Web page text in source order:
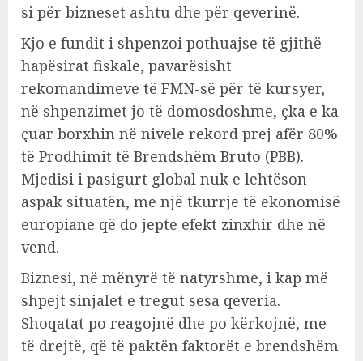
si për bizneset ashtu dhe për qeverinë.
Kjo e fundit i shpenzoi pothuajse të gjithë
hapësirat fiskale, pavarësisht
rekomandimeve të FMN-së për të kursyer,
në shpenzimet jo të domosdoshme, çka e ka
çuar borxhin në nivele rekord prej afër 80%
të Prodhimit të Brendshëm Bruto (PBB).
Mjedisi i pasigurt global nuk e lehtëson
aspak situatën, me një tkurrje të ekonomisë
europiane që do jepte efekt zinxhir dhe në
vend.
Biznesi, në mënyrë të natyrshme, i kap më
shpejt sinjalet e tregut sesa qeveria.
Shoqatat po reagojnë dhe po kërkojnë, me
të drejtë, që të paktën faktorët e brendshëm